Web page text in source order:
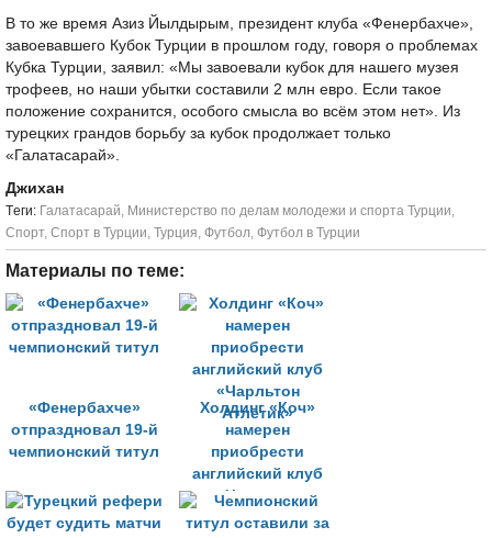
В то же время Азиз Йылдырым, президент клуба «Фенербахче»,
завоевавшего Кубок Турции в прошлом году, говоря о проблемах
Кубка Турции, заявил: «Мы завоевали кубок для нашего музея
трофеев, но наши убытки составили 2 млн евро. Если такое
положение сохранится, особого смысла во всём этом нет». Из
турецких грандов борьбу за кубок продолжает только
«Галатасарай».
Джихан
Tеги: Галатасарай, Министерство по делам молодежи и спорта Турции,
Спорт, Спорт в Турции, Турция, Футбол, Футбол в Турции
Материалы по теме:
«Фенербахче»
отпраздновал 19-й
чемпионский титул
Холдинг «Коч»
намерен
приобрести
английский клуб
«Чарльтон
Атлетик»